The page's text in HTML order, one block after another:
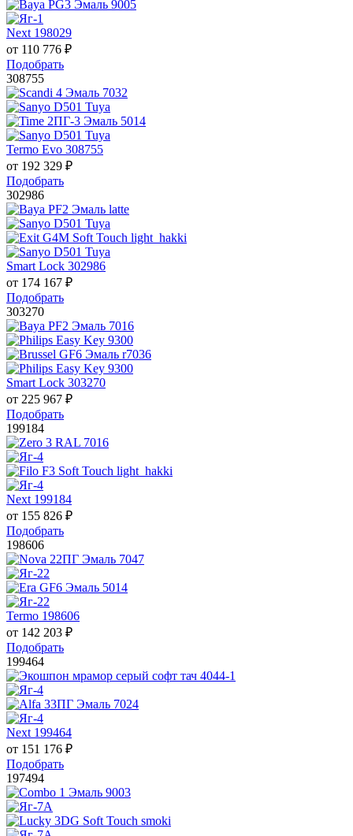
Next 198029
от 110 776 ₽
Подобрать
308755
Termo Evo 308755
от 192 329 ₽
Подобрать
302986
Smart Lock 302986
от 174 167 ₽
Подобрать
303270
Smart Lock 303270
от 225 967 ₽
Подобрать
199184
Next 199184
от 155 826 ₽
Подобрать
198606
Termo 198606
от 142 203 ₽
Подобрать
199464
Next 199464
от 151 176 ₽
Подобрать
197494